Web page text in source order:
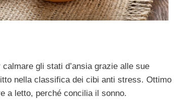
gli stati d’ansia grazie alle sue
nella classifica dei cibi anti stress. Ottimo
a letto, perché concilia il sonno.